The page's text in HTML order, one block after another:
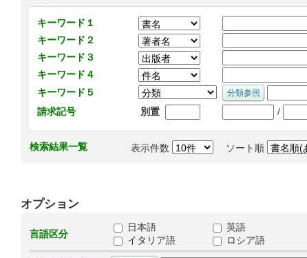
キーワード１
キーワード２
キーワード３
キーワード４
キーワード５
請求記号
別置 /
検索結果一覧 表示件数 ソート順
オプション
言語区分
日本語 英語
イタリア語
ロシア語